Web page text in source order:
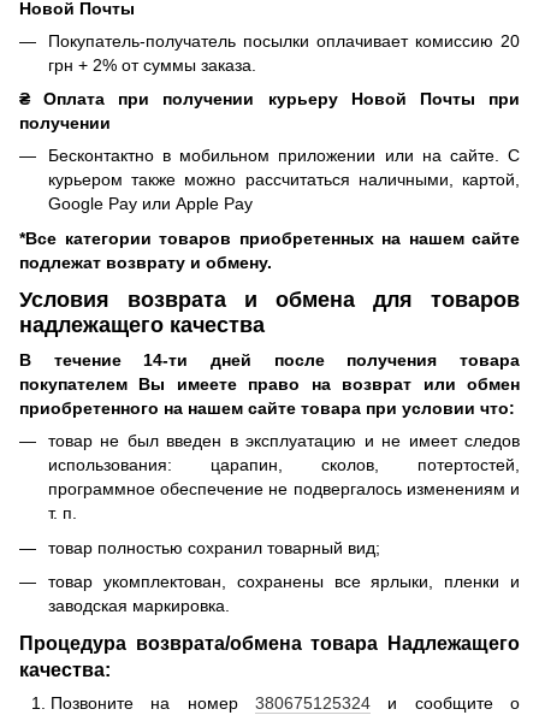
Новой Почты
Покупатель-получатель посылки оплачивает комиссию 20
грн + 2% от суммы заказа.
₴ Оплата при получении курьеру Новой Почты при
получении
Бесконтактно в мобильном приложении или на сайте. С
курьером также можно рассчитаться наличными, картой,
Google Pay или Apple Pay
*Все категории товаров приобретенных на нашем сайте
подлежат возврату и обмену.
Условия возврата и обмена для товаров
надлежащего качества
В течение 14-ти дней после получения товара
покупателем Вы имеете право на возврат или обмен
приобретенного на нашем сайте товара при условии что:
товар не был введен в эксплуатацию и не имеет следов
использования: царапин, сколов, потертостей,
программное обеспечение не подвергалось изменениям и
т. п.
товар полностью сохранил товарный вид;
товар укомплектован, сохранены все ярлыки, пленки и
заводская маркировка.
Процедура возврата/обмена товара Надлежащего
качества:
Позвоните на номер 380675125324 и сообщите о